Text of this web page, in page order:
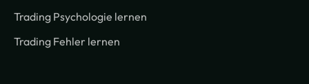
Trading Psychologie lernen
Trading Fehler lernen